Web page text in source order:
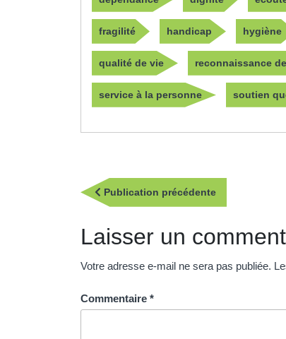
fragilité handicap hygiène
qualité de vie reconnaissance
service à la personne soutien
Navigation
de
l’article
Publication précédentePublication
précédente
Laisser un
Votre adresse e-mail ne sera pas publiée.
Commentaire *